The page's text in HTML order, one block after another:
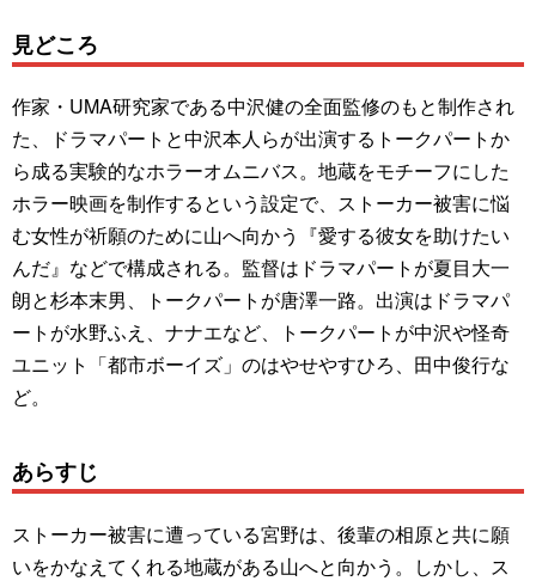
見どころ
作家・UMA研究家である中沢健の全面監修のもと制作され
た、ドラマパートと中沢本人らが出演するトークパートか
ら成る実験的なホラーオムニバス。地蔵をモチーフにした
ホラー映画を制作するという設定で、ストーカー被害に悩
む女性が祈願のために山へ向かう『愛する彼女を助けたい
んだ』などで構成される。監督はドラマパートが夏目大一
朗と杉本末男、トークパートが唐澤一路。出演はドラマパ
ートが水野ふえ、ナナエなど、トークパートが中沢や怪奇
ユニット「都市ボーイズ」のはやせやすひろ、田中俊行な
ど。
あらすじ
ストーカー被害に遭っている宮野は、後輩の相原と共に願
いをかなえてくれる地蔵がある山へと向かう。しかし、ス